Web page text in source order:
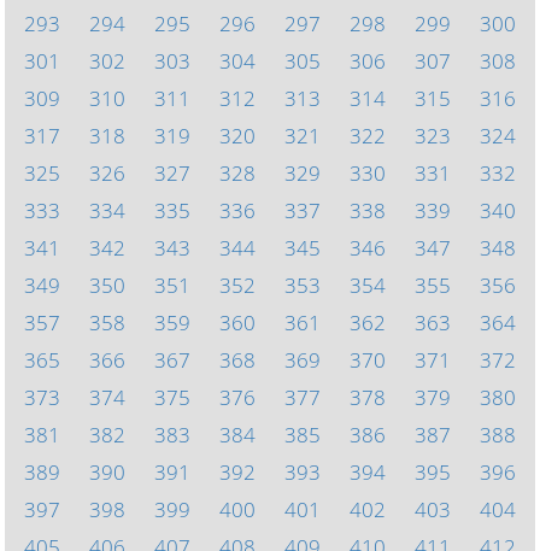
293
294 295 296 297 298 299
300
301
302 303 304 305 306 307
308
309
310 311 312 313 314 315
316
317
318 319 320 321 322 323
324
325
326 327 328 329 330 331
332
333
334 335 336 337 338 339
340
341
342 343 344 345 346 347
348
349
350 351 352 353 354 355
356
357
358 359 360 361 362 363
364
365
366 367 368 369 370 371
372
373
374 375 376 377 378 379
380
381
382 383 384 385 386 387
388
389
390 391 392 393 394 395
396
397
398 399 400 401 402 403
404